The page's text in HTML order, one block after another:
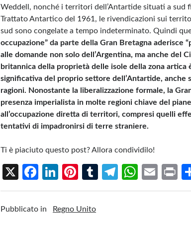
Weddell, nonché i territori dell’Antartide situati a sud
Trattato Antartico del 1961, le rivendicazioni sui
sud sono congelate a tempo indeterminato. Quindi
occupazione” da parte della Gran Bretagna aderisce
alle domande non solo dell’Argentina, ma anche del
britannica della proprietà delle isole della zona artica
significativa del proprio settore dell’Antartide, anche
ragioni. Nonostante la liberalizzazione formale, la
presenza imperialista in molte regioni chiave del
all’occupazione diretta di territori, compresi quelli
tentativi di impadronirsi di terre straniere.
Ti è piaciuto questo post? Allora condividilo!
X
Fa
ce
b
Li
n
ke
Pi
nt
er
T
u
Te
le
W
h
E
m in
Pubblicato in Regno Unito